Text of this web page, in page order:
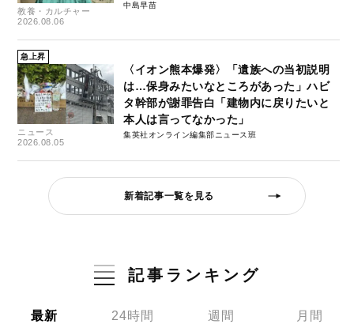
教養・カルチャー
2026.08.06
中島早苗
急上昇
ニュース
2026.08.05
〈イオン熊本爆発〉「遺族への当初説明
は…保身みたいなところがあった」ハビ
タ幹部が謝罪告白「建物内に戻りたいと
本人は言ってなかった」
集英社オンライン編集部ニュース班
新着記事一覧を見る
記事ランキング
最新 24時間 週間 月間